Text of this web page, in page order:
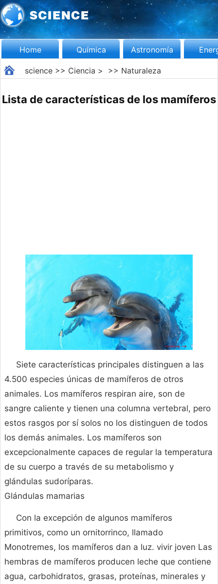
Home Química Astronomía
science>> Ciencia > >> Naturaleza
Lista de características de los mamíferos
Siete características principales distinguen a las
4.500 especies únicas de mamíferos de otros
animales. Los mamíferos respiran aire, son de
sangre caliente y tienen una columna vertebral, pero
estos rasgos por sí solos no los distinguen de todos
los demás animales. Los mamíferos son
excepcionalmente capaces de regular la temperatura
de su cuerpo a través de su metabolismo y
glándulas sudoríparas.
Glándulas mamarias
Con la excepción de algunos mamíferos
primitivos, como un ornitorrinco, llamado
Monotremes, los mamíferos dan a luz. vivir joven Las
hembras de mamíferos producen leche que contiene
agua, carbohidratos, grasas, proteínas, minerales y